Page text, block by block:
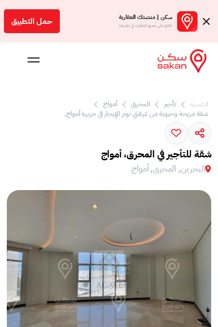
سكن | منصتك العقارية
اطلع على جميع العقارات في تطبيقنا حمل التطبيق
بالعمولة
الرئيسية تأجير المحرق
أمواج
شقة مريحة وحيوية من غرفتي نوم للإيجار في جزيرة أمواج.
شقة للتأجير في المحرق، أمواج
البحرين, المحرق, أمواج